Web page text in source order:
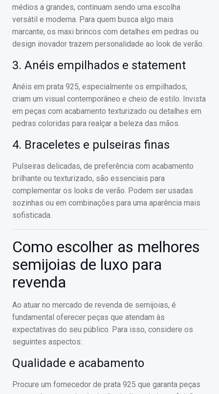
médios a grandes, continuam sendo uma escolha
versátil e moderna. Para quem busca algo mais
marcante, os maxi brincos com detalhes em pedras ou
design inovador trazem personalidade ao look de verão.
3. Anéis empilhados e statement
Anéis em prata 925, especialmente os empilhados,
criam um visual contemporâneo e cheio de estilo. Invista
em peças com acabamento texturizado ou detalhes em
pedras coloridas para realçar a beleza das mãos.
4. Braceletes e pulseiras finas
Pulseiras delicadas, de preferência com acabamento
brilhante ou texturizado, são essenciais para
complementar os looks de verão. Podem ser usadas
sozinhas ou em combinações para uma aparência mais
sofisticada.
Como escolher as melhores
semijoias de luxo para
revenda
Ao atuar no mercado de revenda de semijoias, é
fundamental oferecer peças que atendam às
expectativas do seu público. Para isso, considere os
seguintes aspectos:
Qualidade e acabamento
Procure um fornecedor de prata 925 que garanta peças